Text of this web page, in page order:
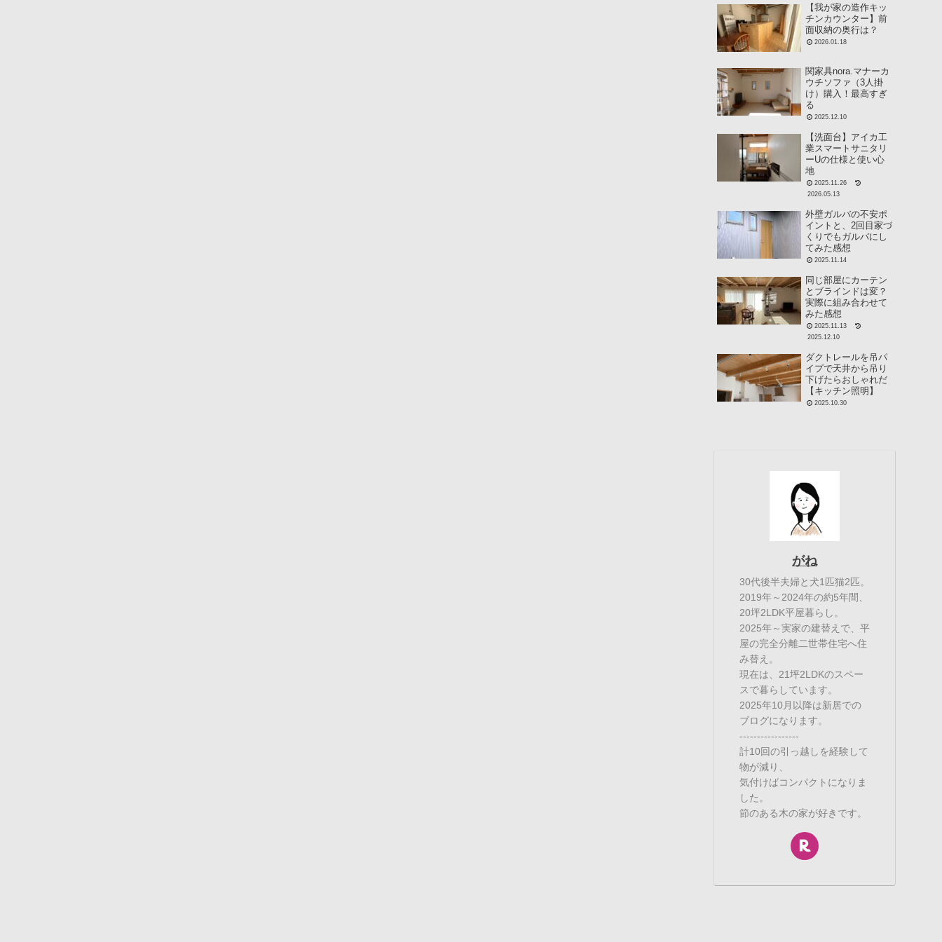
【我が家の造作キッ
チンカウンター】前
面収納の奥行は？
2026.01.18
関家具nora.マナーカ
ウチソファ（3人掛
け）購入！最高すぎ
る
2025.12.10
【洗面台】アイカ工
業スマートサニタリ
ーUの仕様と使い心
地
2025.11.26
2026.05.13
外壁ガルバの不安ポ
イントと、2回目家づ
くりでもガルバにし
てみた感想
2025.11.14
同じ部屋にカーテン
とブラインドは変？
実際に組み合わせて
みた感想
2025.11.13
2025.12.10
ダクトレールを吊パ
イプで天井から吊り
下げたらおしゃれだ
【キッチン照明】
2025.10.30
がね
30代後半夫婦と犬1匹猫2匹。
2019年～2024年の約5年間、
20坪2LDK平屋暮らし。
2025年～実家の建替えで、平
屋の完全分離二世帯住宅へ住
み替え。
現在は、21坪2LDKのスペー
スで暮らしています。
2025年10月以降は新居での
ブログになります。
-----------------
計10回の引っ越しを経験して
物が減り、
気付けばコンパクトになりま
した。
節のある木の家が好きです。